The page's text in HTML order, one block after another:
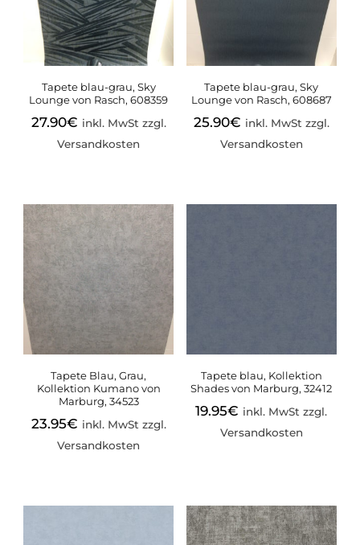
Tapete blau-grau, Sky
Lounge von Rasch, 608359
27.90€ inkl. MwSt zzgl.
Versandkosten
Tapete blau-grau, Sky
Lounge von Rasch, 608687
25.90€ inkl. MwSt zzgl.
Versandkosten
Tapete Blau, Grau,
Kollektion Kumano von
Marburg, 34523
23.95€ inkl. MwSt zzgl.
Versandkosten
Tapete blau, Kollektion
Shades von Marburg, 32412
19.95€ inkl. MwSt zzgl.
Versandkosten